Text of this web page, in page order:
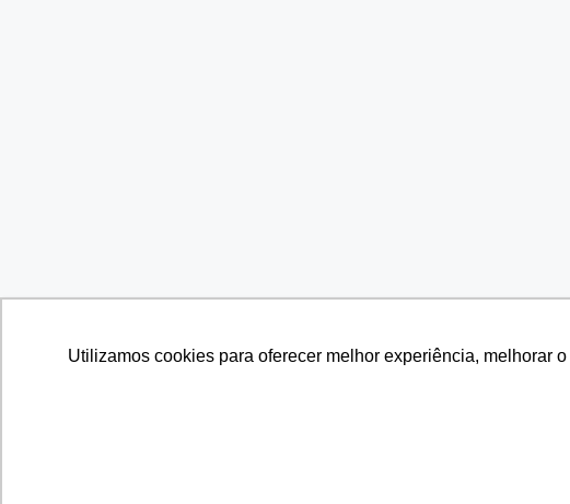
Utilizamos cookies para oferecer melhor experiência, melhorar
Utilizamos cookies para oferecer melhor experiência, melhorar